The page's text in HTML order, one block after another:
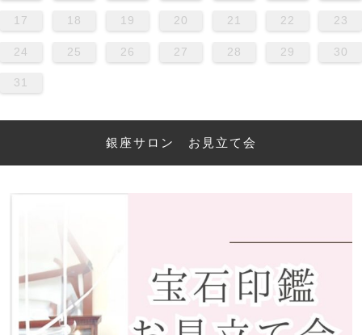
17 18 19 20 21 22 23
24 25 26 27 28 29 30
31
銀座サロン お見立て会